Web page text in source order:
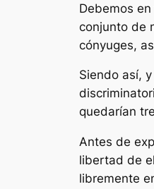
Debemos
conjunto de
cónyuges,
Siendo así,
quedarían
Antes de
libertad de
libremente